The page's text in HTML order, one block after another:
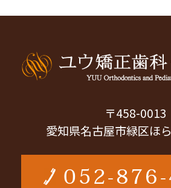
〒458-0013
愛知県名古屋市緑区ほ
052-876-